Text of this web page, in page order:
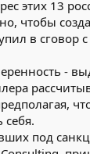
этих 13
чтобы
в сговор
-
себя.
под